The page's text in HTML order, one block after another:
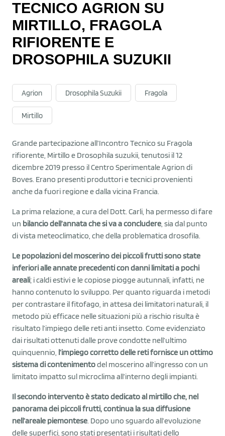
TECNICO AGRION SU
MIRTILLO, FRAGOLA
RIFIORENTE E
DROSOPHILA SUZUKII
Agrion Drosophila Suzukii Fragola
Mirtillo
Grande partecipazione all’Incontro Tecnico su Fragola
rifiorente, Mirtillo e Drosophila suzukii, tenutosi il 12
dicembre 2019 presso il Centro Sperimentale Agrion di
Boves. Erano presenti produttori e tecnici provenienti
anche da fuori regione e dalla vicina Francia.
La prima relazione, a cura del Dott. Carli, ha permesso di fare
un bilancio dell’annata che si va a concludere , sia dal punto
di vista meteoclimatico, che della problematica drosofila.
Le popolazioni del moscerino dei piccoli frutti sono state
inferiori alle annate precedenti con danni limitati a pochi
areali; i caldi estivi e le copiose piogge autunnali, infatti, ne
hanno contenuto lo sviluppo. Per quanto riguarda i metodi
per contrastare il fitofago, in attesa dei limitatori naturali, il
metodo più efficace nelle situazioni più a rischio risulta è
risultato l’impiego delle reti anti insetto. Come evidenziato
dai risultati ottenuti dalle prove condotte nell’ultimo
quinquennio, l’impiego corretto delle reti fornisce un ottimo
sistema di contenimentodel moscerino all’ingresso con un
limitato impatto sul microclima all’interno degli impianti.
Il secondo intervento è stato dedicato al mirtillo che, nel
panorama dei piccoli frutti, continua la sua diffusione
nell’areale piemontese. Dopo uno sguardo all’evoluzione
delle superfici, sono stati presentati i risultati dello